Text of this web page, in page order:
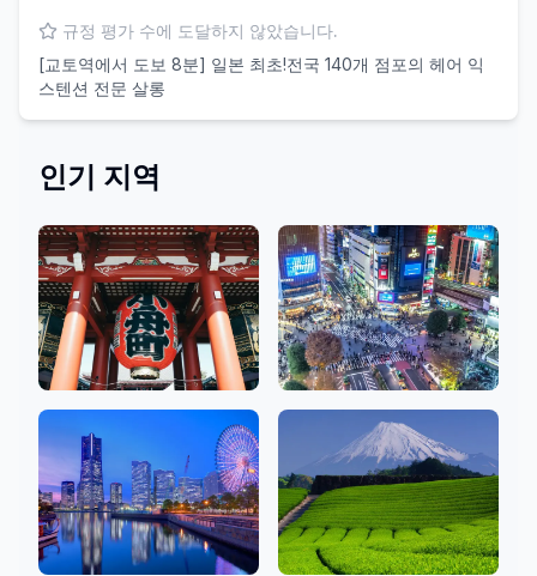
규정 평가 수에 도달하지 않았습니다.
[교토역에서 도보 8분] 일본 최초!전국 140개 점포의 헤어 익
스텐션 전문 살롱
인기 지역
아사쿠사, 긴자, 우에
노
48 상점
시부야, 신주쿠, 이케
부쿠로
79 상점